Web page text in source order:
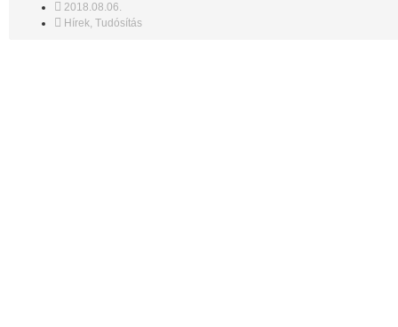
2018.08.06.
Hírek, Tudósítás